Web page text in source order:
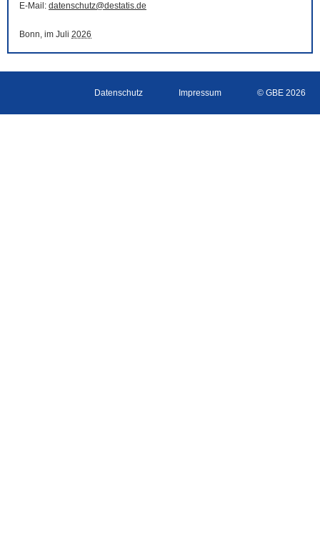
E-Mail : datenschutz@destatis.de
Bonn, im Juli 2026
Datenschutz Impressum © GBE 2026